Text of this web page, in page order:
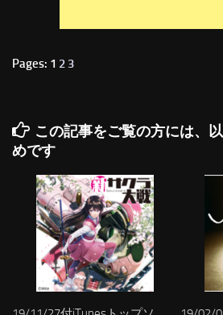
Pages: 1 2 3
この記事をご覧の方には、
めです